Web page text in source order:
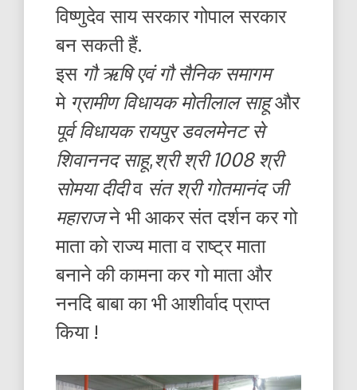
विष्णुदेव साय सरकार गोपाल सरकार
बन सकती हैं.
इस गौ ऋषि एवं गौ सैनिक समागम
मे ग्रामीण विधायक मोतीलाल साहूऔर
पूर्व विधायक रायपुर डवलमेनट से
शिवाननद साहू,श्री श्री 1008 श्री
सोमया दीदीव संत श्री गोतमानंद जी
महाराजने भी आकर संत दर्शन कर गो
माता को राज्य माता व राष्ट्र माता
बनाने की कामना कर गो माता और
ननदि बाबा का भी आशीर्वाद प्राप्त
किया !